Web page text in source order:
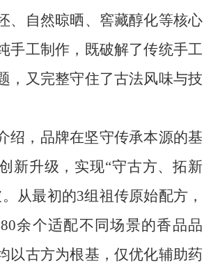
、自然晾晒、窖藏醇化等核心
手工制作，既破解了传统手工
，又完整守住了古法风味与技
绍，品牌在坚守传承本源的基
新升级，实现“守古方、拓新
从最初的3组祖传原始配方，
余个适配不同场景的香品品
以古方为根基，仅优化辅助药